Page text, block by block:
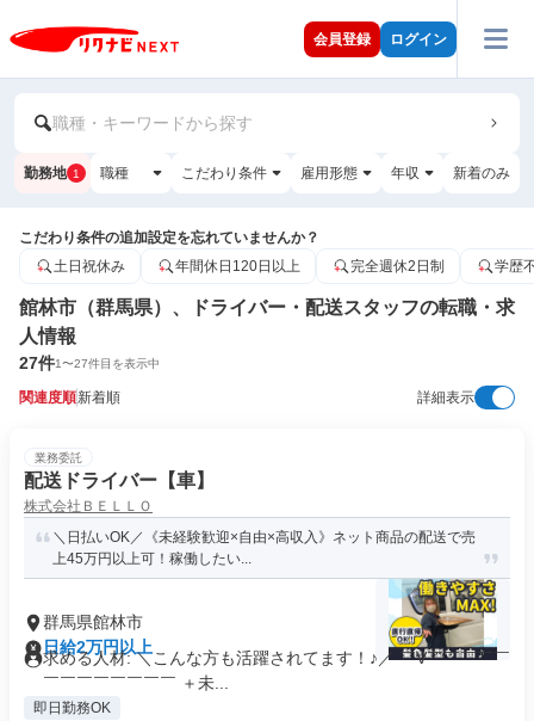
会員登録 ログイン
職種・キーワードから探す
勤務地 1 職種 こだわり条件 雇用形態 年収 新着のみ
こだわり条件の追加設定を忘れていませんか？
土日祝休み
年間休日120日以上 完全週休2日制 学歴
館林市（群馬県）、ドライバー・配送スタッフの転職・求
人情報
27件1〜27件目を表示中
関連度順新着順 詳細表示
業務委託
配送ドライバー【車】
株式会社ＢＥＬＬＯ
＼日払いOK／《未経験歓迎×自由×高収入》ネット商品の配送で売
上45万円以上可！稼働したい...
群馬県館林市
日給2万円以上
求める人材: ＼こんな方も活躍されてます！♪／ ￣V￣￣￣￣￣
￣￣￣￣￣￣￣￣ ＋未...
即日勤務OK